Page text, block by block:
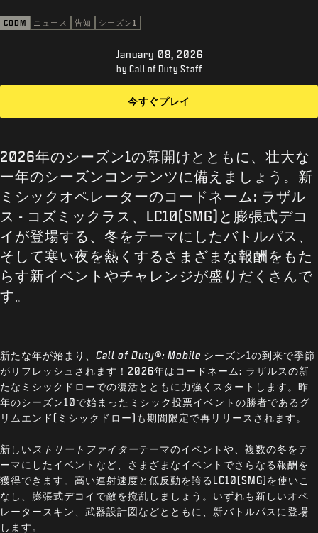
CODM ニュース 告知 シーズン1
January 08, 2026
by Call of Duty Staff
今すぐプレイ
2026年のシーズン1の幕開けとともに、壮大な
一年のシーズンコンテンツに備えましょう。新
ミシックオペレーターのコードネーム: ラザル
ス - コズミックラス、LC10(SMG)と膨張式デコ
イが登場する、冬をテーマにしたバトルパス、
そして寒い夜を熱くするさまざまな報酬をもた
らす新イベントやチャレンジが盛りだくさんで
す。
新たな年が始まり、 Call of Duty®: Mobile シーズン1の到来で季節
がリフレッシュされます！2026年はコードネーム: ラザルスの新
たなミシックドローでの復活とともに力強くスタートします。昨
年のシーズン10で始まったミシック投票イベントの勝者であるグ
リムエンド(ミシックドロー)も期間限定で再リリースされます。
新しい ストリートファイターテーマのイベントや、複数の冬をテ
ーマにしたイベントなど、さまざまなイベントでさらなる報酬を
獲得できます。高い連射速度と低反動を誇るLC10(SMG)を使いこ
なし、膨張式デコイで敵を撹乱しましょう。いずれも新しいオペ
レータースキン、武器設計図などとともに、新バトルパスに登場
します。